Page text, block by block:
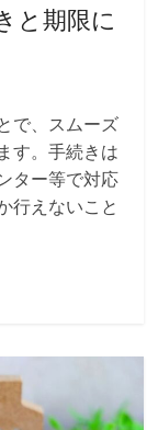
期限に
で、スムーズ
す。手続きは
ター等で対応
えないこと